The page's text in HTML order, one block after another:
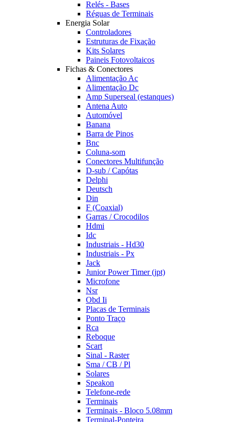
Relés - Bases
Réguas de Terminais
Energia Solar
Controladores
Estruturas de Fixação
Kits Solares
Paineis Fotovoltaicos
Fichas & Conectores
Alimentação Ac
Alimentação Dc
Amp Superseal (estanques)
Antena Auto
Automóvel
Banana
Barra de Pinos
Bnc
Coluna-som
Conectores Multifunção
D-sub / Capótas
Delphi
Deutsch
Din
F (Coaxial)
Garras / Crocodilos
Hdmi
Idc
Industriais - Hd30
Industriais - Px
Jack
Junior Power Timer (jpt)
Microfone
Nsr
Obd Ii
Placas de Terminais
Ponto Traço
Rca
Reboque
Scart
Sinal - Raster
Sma / CB / Pl
Solares
Speakon
Telefone-rede
Terminais
Terminais - Bloco 5.08mm
Terminal-Ponteira